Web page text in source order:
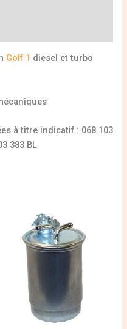
Golf 1 diesel et turbo
à titre indicatif : 068 103
383 BL